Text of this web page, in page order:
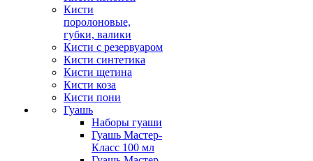
Кисти
поролоновые,
губки, валики
Кисти с резервуаром
Кисти синтетика
Кисти щетина
Кисти коза
Кисти пони
Гуашь
Наборы гуаши
Гуашь Мастер-
Класс 100 мл